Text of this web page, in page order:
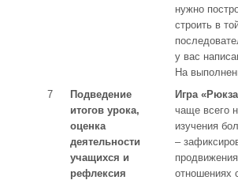
нужно
строить в
у вас
На
7
Подведение
итогов урока,
оценка
деятельности
учащихся и
рефлексия
Игра
чаще всего
изучения
–
отношениях